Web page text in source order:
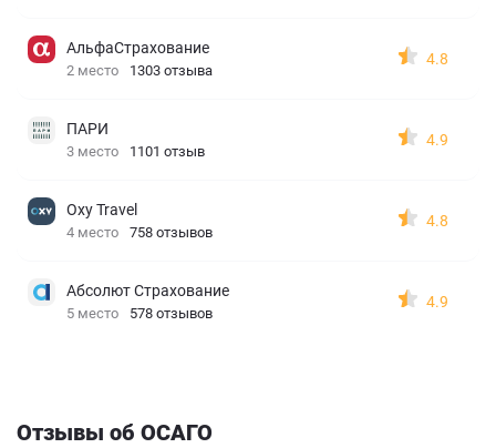
АльфаСтрахование
2 место 1303 отзыва
4.8
ПАРИ
3 место 1101 отзыв
4.9
Oxy Travel
4 место 758 отзывов
4.8
Абсолют Страхование
5 место 578 отзывов
4.9
Отзывы об ОСАГО